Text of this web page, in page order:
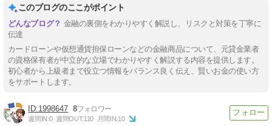
このブログのここがポイント
金融の裏側をわかりやすく解説し、リスクと対策を丁寧に
伝達
カードローンや仮想通貨担保ローンなどの金融商品について、元貸金業者
の資格保有者が中立的な立場でわかりやすく解説する内容を提供します。
初心者から上級者まで役立つ情報をバランス良く伝え、賢いお金の使い方
をサポートします。
1998647 8
週間IN:0 週間OUT:110 月間IN:10